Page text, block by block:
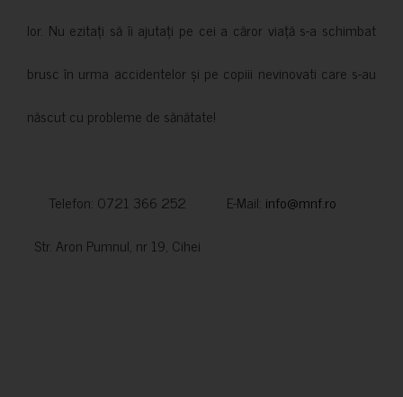
lor. Nu ezitați să îi ajutați pe cei a căror viață s-a schimbat
brusc în urma accidentelor și pe copiii nevinovati care s-au
născut cu probleme de sănătate!
Telefon: 0721 366 252 E-Mail: info@mnf.ro
Str. Aron Pumnul, nr 19, Cihei